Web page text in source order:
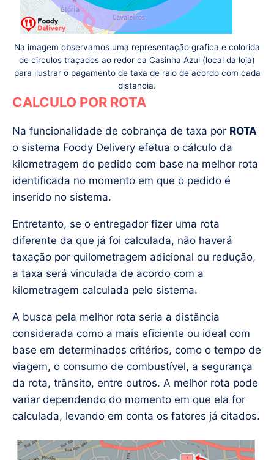
Na imagem observamos uma representação grafica e colorida
de circulos traçados ao redor ca Casinha Azul (local da loja)
para ilustrar o pagamento de taxa de raio de acordo com cada
distancia.
CALCULO POR ROTA
Na funcionalidade de cobrança de taxa por ROTA
o sistema Foody Delivery efetua o cálculo da
kilometragem do pedido com base na melhor rota
identificada no momento em que o pedido é
inserido no sistema.
Entretanto, se o entregador fizer uma rota
diferente da que já foi calculada, não haverá
taxação por quilometragem adicional ou redução,
a taxa será vinculada de acordo com a
kilometragem calculada pelo sistema.
A busca pela melhor rota seria a distância
considerada como a mais eficiente ou ideal com
base em determinados critérios, como o tempo de
viagem, o consumo de combustível, a segurança
da rota, trânsito, entre outros. A melhor rota pode
variar dependendo do momento em que ela for
calculada, levando em conta os fatores já citados.